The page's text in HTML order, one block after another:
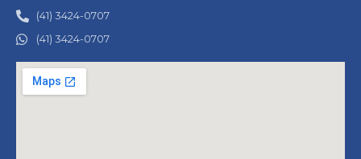
(41) 3424-0707
(41) 3424-0707